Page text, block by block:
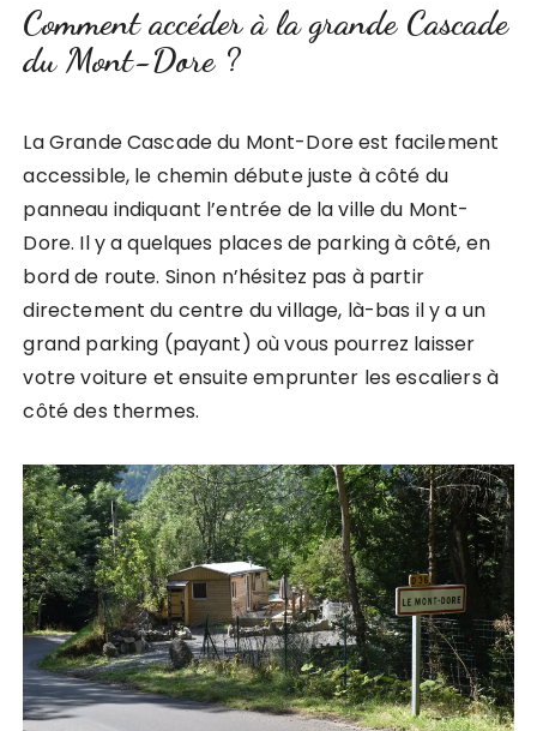
Comment accéder à la grande Cascade
du Mont-Dore ?
La Grande Cascade du Mont-Dore est facilement
accessible, le chemin débute juste à côté du
panneau indiquant l’entrée de la ville du Mont-
Dore. Il y a quelques places de parking à côté, en
bord de route. Sinon n’hésitez pas à partir
directement du centre du village, là-bas il y a un
grand parking (payant) où vous pourrez laisser
votre voiture et ensuite emprunter les escaliers à
côté des thermes.